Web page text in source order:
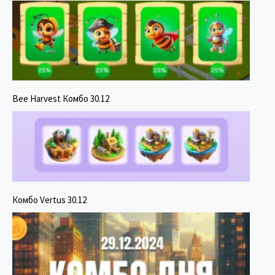
Bee Harvest Комбо 30.12
Комбо Vertus 30.12